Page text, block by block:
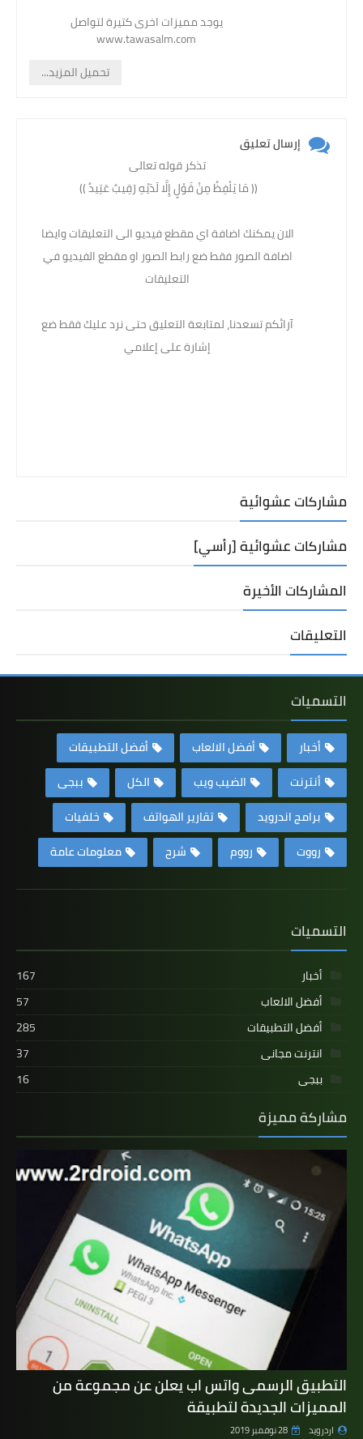
يوجد مميزات اخرى كتيرة لتواصل
www.tawasalm.com
تحميل المزيد...
إرسال تعليق
تذكر قوله تعالى
(( مَا يَلْفِظُ مِنْ قَوْلٍ إِلَّا لَدَيْهِ رَقِيبٌ عَتِيدٌ )) ‏
الان يمكنك اضافة اي مقطع فيديو الى التعليقات وايضا
اضافة الصور فقط ضع رابط الصور او مقطع الفيديو في
التعليقات
آرائكم تسعدنا، لمتابعة التعليق حتى نرد عليك فقط ضع
إشارة على إعلامي
مشاركات عشوائية
مشاركات عشوائية [رأسي]
المشاركات الأخيرة
التعليقات
التسميات
أخبار أفضل الالعاب
أفضل التطبيقات
أنترنت
الضيب ويب الكل
ببجى
برامج اندرويد
تقارير الهواتف
خلفيات
رووت
رووم شرح معلومات عامة
التسميات
أخبار
167
أفضل الالعاب
57
أفضل التطبيقات
285
انترنت مجانى
37
ببجى
16
مشاركة مميزة
التطبيق الرسمى واتس اب يعلن عن مجموعة من
المميزات الجديدة لتطبيقة
اردرويد 28 نوفمبر 2019